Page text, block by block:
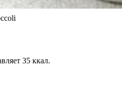
35 ккал.